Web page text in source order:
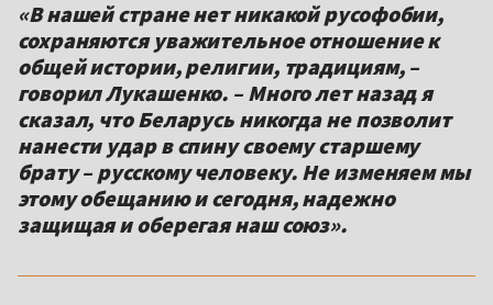
«В нашей стране нет никакой русофобии,
сохраняются уважительное отношение к
общей истории, религии, традициям, –
говорил Лукашенко. – Много лет назад я
сказал, что Беларусь никогда не позволит
нанести удар в спину своему старшему
брату – русскому человеку. Не изменяем мы
этому обещанию и сегодня, надежно
защищая и оберегая наш союз».